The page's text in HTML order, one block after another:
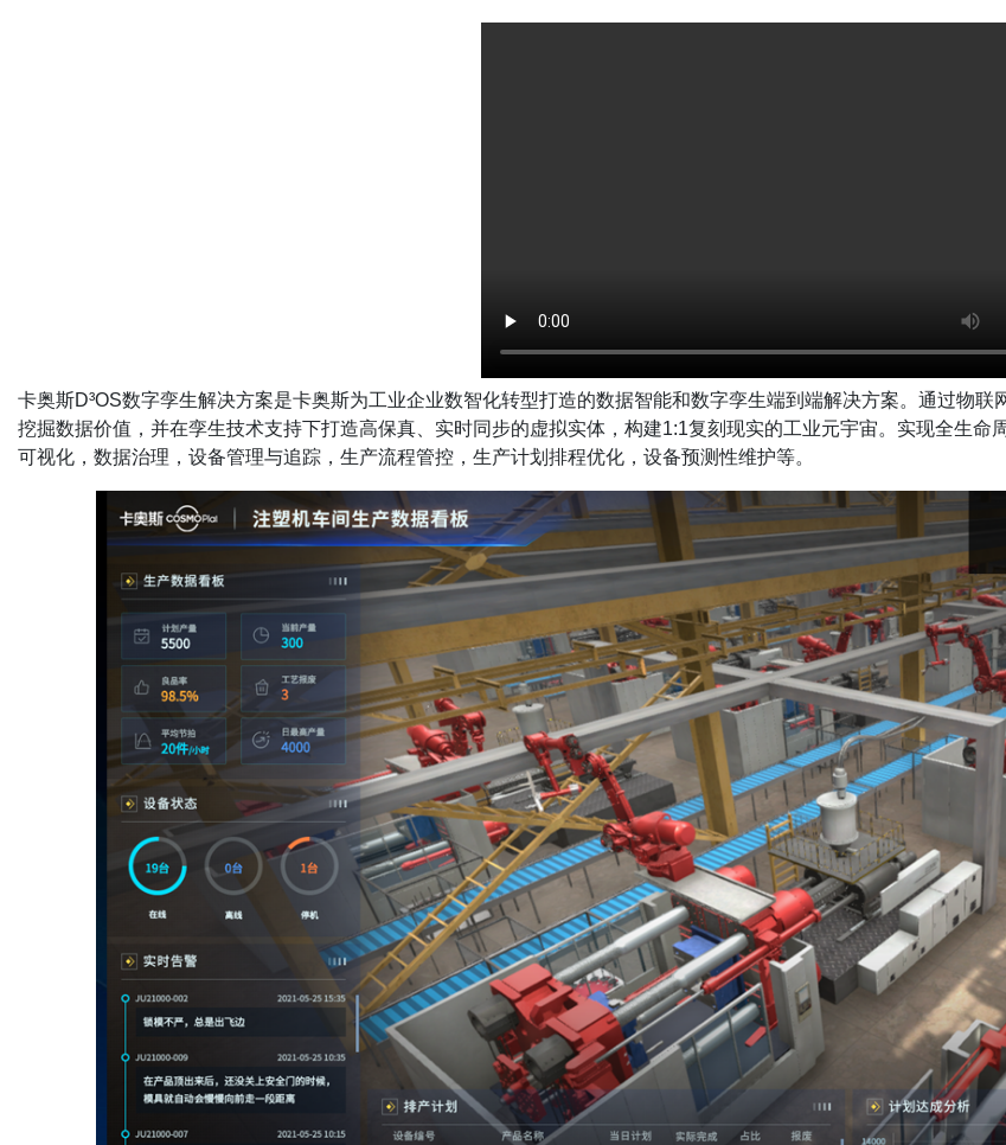
卡奥斯D³OS数字孪生解决方案是卡奥斯为工业企业数智化转型打造的数据智能和数字孪生端到端解决方案。通过物
挖掘数据价值，并在孪生技术支持下打造高保真、实时同步的虚拟实体，构建1:1复刻现实的工业元宇宙。实现全生
可视化，数据治理，设备管理与追踪，生产流程管控，生产计划排程优化，设备预测性维护等。